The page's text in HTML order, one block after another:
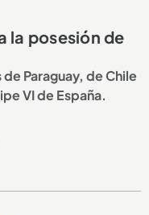
la posesión de
Paraguay, de Chile
VI de España.